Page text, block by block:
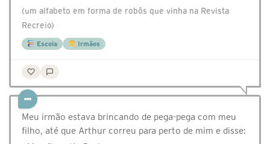
(um alfabeto em forma de robôs que vinha na Revista
Recreio)
Escola Irmãos
Meu irmão estava brincando de pega-pega com meu
filho, até que Arthur correu para perto de mim e disse: